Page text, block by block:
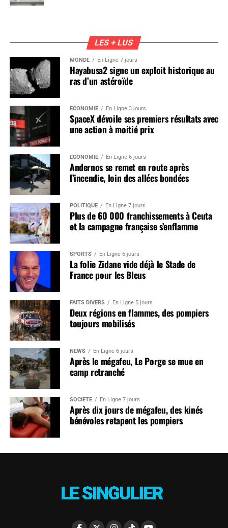
LES + LUS
MONDE En Ligne 7 jours
Hayabusa2 signe un exploit historique au
ras d’un astéroïde
ÉCONOMIE En Ligne 3 jours
SpaceX dévoile ses premiers résultats avec
une action à moitié prix
ÉCONOMIE En Ligne 6 jours
Andernos se remet en route après
l’incendie, loin des allées bondées
POLITIQUE En Ligne 7 jours
Plus de 60 000 franchissements à Ceuta
et la campagne française s’enflamme
SPORTS En Ligne 6 jours
La folie Zidane vide déjà le Stade de
France pour les Bleus
FAITS DIVERS En Ligne 5 jours
Deux régions en flammes, des pompiers
toujours mobilisés
NEWS En Ligne 6 jours
Après le mégafeu, Le Porge se mue en
camp retranché
SOCIÉTÉ En Ligne 7 jours
Après dix jours de mégafeu, des kinés
bénévoles retapent les pompiers